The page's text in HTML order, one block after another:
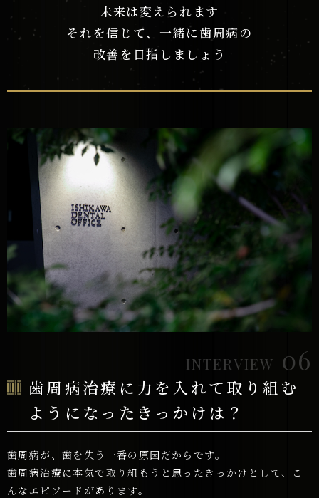
未来は変えられます
それを信じて、一緒に歯周病の
改善を目指しましょう
歯周病治療に力を入れて取り組む
ようになったきっかけは？
INTERVIEW 06
歯周病が、歯を失う一番の原因だからです。
歯周病治療に本気で取り組もうと思ったきっかけとして、こ
んなエピソードがあります。